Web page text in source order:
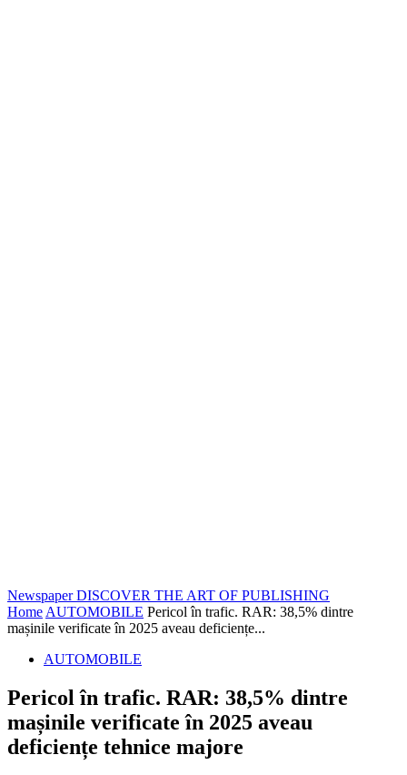
Newspaper DISCOVER THE ART OF PUBLISHING
Home AUTOMOBILE Pericol în trafic. RAR: 38,5% dintre
mașinile verificate în 2025 aveau deficiențe...
AUTOMOBILE
Pericol în trafic. RAR: 38,5% dintre
mașinile verificate în 2025 aveau
deficiențe tehnice majore